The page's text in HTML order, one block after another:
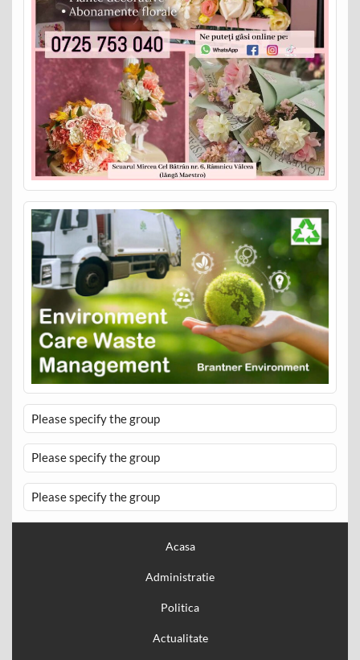
Please specify the group
Please specify the group
Please specify the group
Acasa
Administratie
Politica
Actualitate